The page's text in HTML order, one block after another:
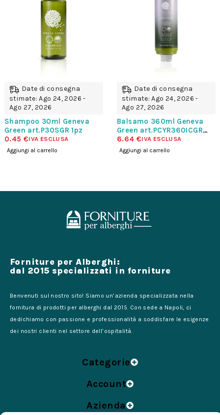
Date di consegna
stimate: Ago 24, 2026 -
Ago 27, 2026
Shampoo 30ml Geneva
Green art.P30SGR 1pz
0.45 €IVA ESCLUSA
Aggiungi al carrello
Date di consegna
stimate: Ago 24, 2026 -
Ago 27, 2026
Balsamo 360ml Geneva
Green art.PCYR360ICGR
squeeze
6.64 €IVA ESCLUSA
Aggiungi al carrello
Forniture per Alberghi:
dal 2015 specializzati in forniture
Benvenuti sul nostro sito! Siamo un’azienda specializzata nella
fornitura di prodotti per alberghi dal 2015. Con sede a Napoli, ci
dedichiamo con passione e professionalità a soddisfare le esigenze
dei nostri clienti nel settore dell’ospitalità.
Categorie
Account
Azienda